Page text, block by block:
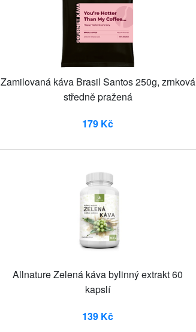
Zamilovaná káva Brasil Santos 250g, zrnková
středně pražená
179 Kč
Allnature Zelená káva bylinný extrakt 60
kapslí
139 Kč